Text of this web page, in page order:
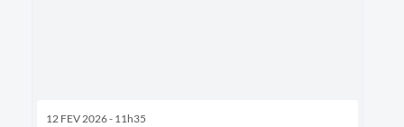
12 FEV 2026 - 11h35